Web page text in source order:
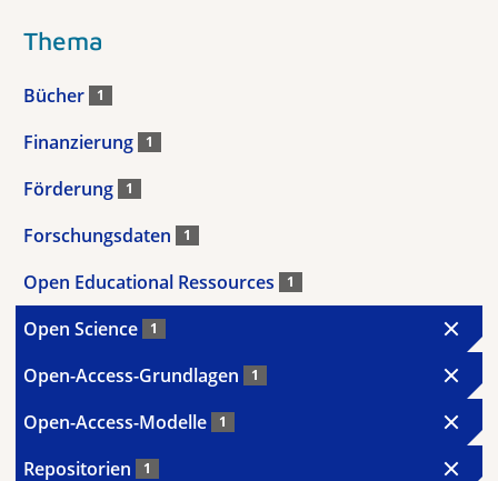
Thema
Bücher 1
Finanzierung 1
Förderung 1
Forschungsdaten 1
Open Educational Ressources 1
Open Science 1
Open-Access-Grundlagen 1
Open-Access-Modelle 1
Repositorien 1